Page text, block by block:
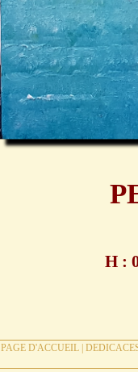
H :
PAGE D'ACCUEIL|